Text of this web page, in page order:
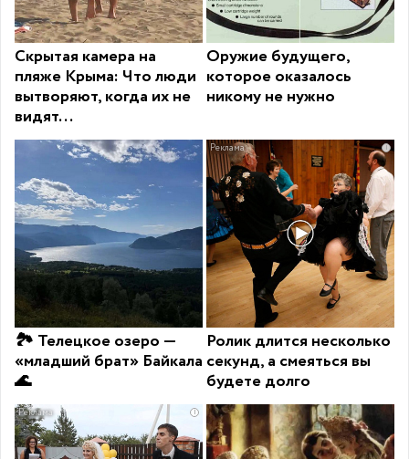
Скрытая камера на
пляже Крыма: Что люди
вытворяют, когда их не
видят...
Оружие будущего,
которое оказалось
никому не нужно
🏞 Телецкое озеро —
«младший брат» Байкала
🌊
i
Ролик длится несколько
секунд, а смеяться вы
будете долго
i